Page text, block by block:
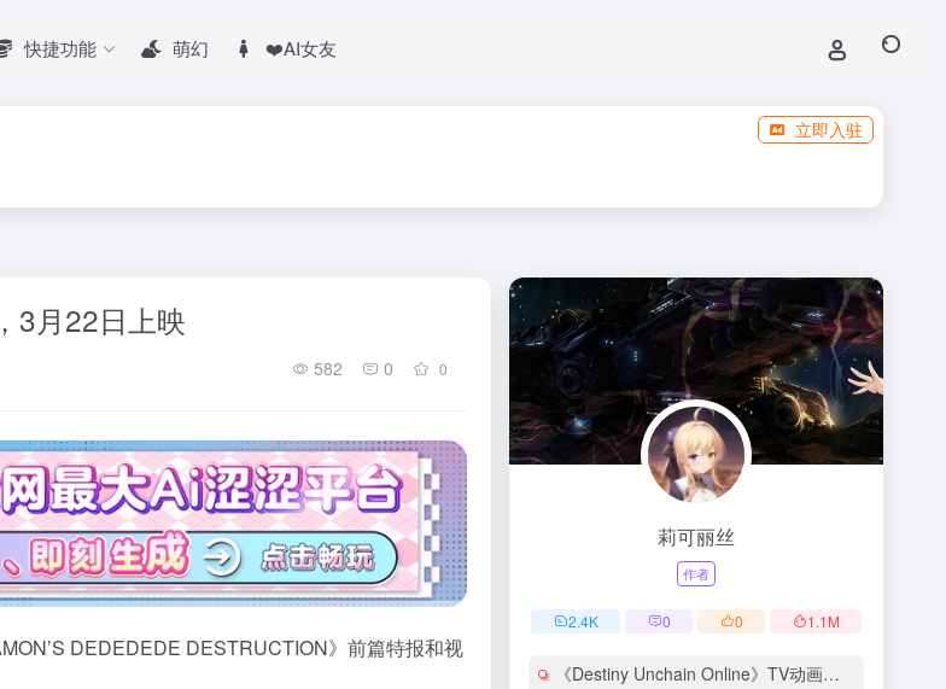
快捷功能 萌幻 ❤️AI女友
立即入驻
3月22日上映
582 0 0
DEDEDEDE DESTRUCTION》前篇特报和视
莉可丽丝
作者
2.4K 0 0 1.1M
《Destiny Unchain Online》TV动画化决定！